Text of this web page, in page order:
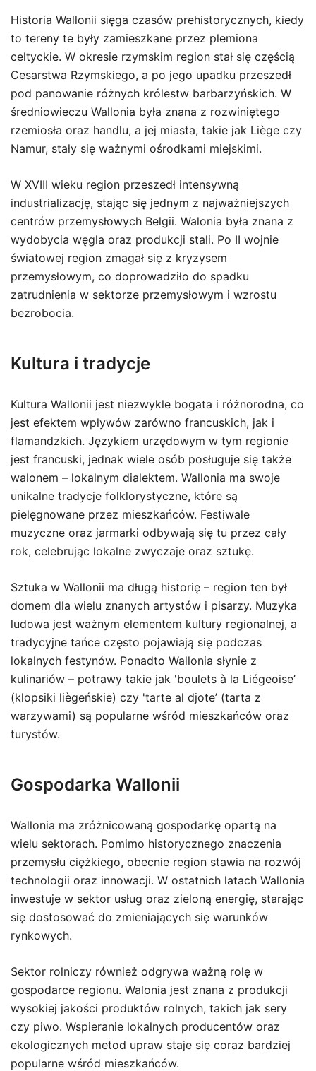
Historia Wallonii sięga czasów prehistorycznych, kiedy
to tereny te były zamieszkane przez plemiona
celtyckie. W okresie rzymskim region stał się częścią
Cesarstwa Rzymskiego, a po jego upadku przeszedł
pod panowanie różnych królestw barbarzyńskich. W
średniowieczu Wallonia była znana z rozwiniętego
rzemiosła oraz handlu, a jej miasta, takie jak Liège czy
Namur, stały się ważnymi ośrodkami miejskimi.
W XVIII wieku region przeszedł intensywną
industrializację, stając się jednym z najważniejszych
centrów przemysłowych Belgii. Walonia była znana z
wydobycia węgla oraz produkcji stali. Po II wojnie
światowej region zmagał się z kryzysem
przemysłowym, co doprowadziło do spadku
zatrudnienia w sektorze przemysłowym i wzrostu
bezrobocia.
Kultura i tradycje
Kultura Wallonii jest niezwykle bogata i różnorodna, co
jest efektem wpływów zarówno francuskich, jak i
flamandzkich. Językiem urzędowym w tym regionie
jest francuski, jednak wiele osób posługuje się także
walonem – lokalnym dialektem. Wallonia ma swoje
unikalne tradycje folklorystyczne, które są
pielęgnowane przez mieszkańców. Festiwale
muzyczne oraz jarmarki odbywają się tu przez cały
rok, celebrując lokalne zwyczaje oraz sztukę.
Sztuka w Wallonii ma długą historię – region ten był
domem dla wielu znanych artystów i pisarzy. Muzyka
ludowa jest ważnym elementem kultury regionalnej, a
tradycyjne tańce często pojawiają się podczas
lokalnych festynów. Ponadto Wallonia słynie z
kulinariów – potrawy takie jak 'boulets à la Liégeoise’
(klopsiki liègeńskie) czy 'tarte al djote’ (tarta z
warzywami) są popularne wśród mieszkańców oraz
turystów.
Gospodarka Wallonii
Wallonia ma zróżnicowaną gospodarkę opartą na
wielu sektorach. Pomimo historycznego znaczenia
przemysłu ciężkiego, obecnie region stawia na rozwój
technologii oraz innowacji. W ostatnich latach Wallonia
inwestuje w sektor usług oraz zieloną energię, starając
się dostosować do zmieniających się warunków
rynkowych.
Sektor rolniczy również odgrywa ważną rolę w
gospodarce regionu. Walonia jest znana z produkcji
wysokiej jakości produktów rolnych, takich jak sery
czy piwo. Wspieranie lokalnych producentów oraz
ekologicznych metod upraw staje się coraz bardziej
popularne wśród mieszkańców.